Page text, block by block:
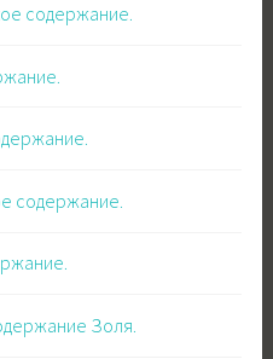
содержание.
содержание.
Золя.